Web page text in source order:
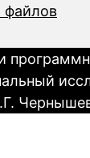
файлов